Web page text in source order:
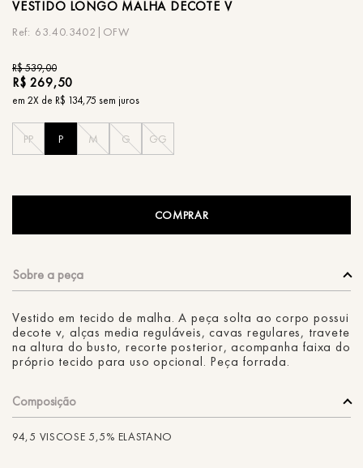
VESTIDO LONGO MALHA DECOTE V
63.40.3402|OFW
R$539,00
R$ 269,50
em 2X de R$ 134,75 sem juros
PP P M G GG
COMPRAR
Vestido em tecido de malha. A peça solta ao corpo possui
decote v, alças media reguláveis, cavas regulares, travete
na altura do busto, recorte posterior, acompanha faixa do
próprio tecido para uso opcional. Peça forrada.
Composição
94,5 VISCOSE 5,5% ELASTANO